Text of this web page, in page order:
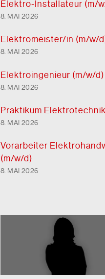
Elektro-Installateur (m/
8. MAI 2026
Elektromeister/in (m/w/
8. MAI 2026
Elektroingenieur (m/w/d)
8. MAI 2026
Praktikum Elektrotechnik
8. MAI 2026
Vorarbeiter Elektro
(m/w/d)
8. MAI 2026